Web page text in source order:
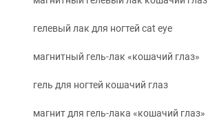
гелевый лак для ногтей cat eye
магнитный гель-лак «кошачий глаз»
гель для ногтей кошачий глаз
магнит для гель-лака «кошачий глаз»